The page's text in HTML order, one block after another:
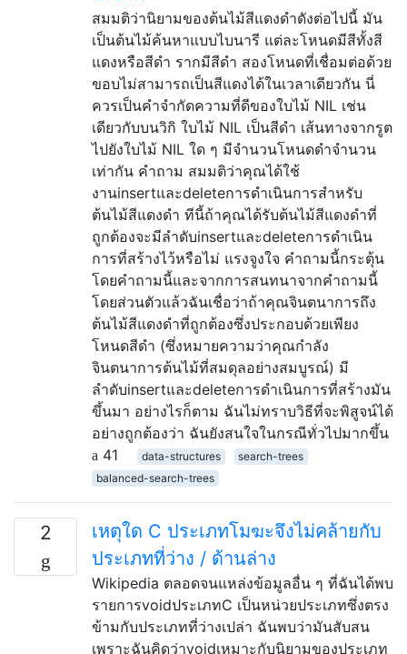
สมมติว่านิยามของต้นไม้สีแดงดำดังต่อไปนี้ มัน
เป็นต้นไม้ค้นหาแบบไบนารี แต่ละโหนดมีสีทั้งสี
แดงหรือสีดำ รากมีสีดำ สองโหนดที่เชื่อมต่อด้วย
ขอบไม่สามารถเป็นสีแดงได้ในเวลาเดียวกัน นี่
ควรเป็นคำจำกัดความที่ดีของใบไม้ NIL เช่น
เดียวกับบนวิกิ ใบไม้ NIL เป็นสีดำ เส้นทางจากรูต
ไปยังใบไม้ NIL ใด ๆ มีจำนวนโหนดดำจำนวน
เท่ากัน คำถาม สมมติว่าคุณได้ใช้
งานinsertและdeleteการดำเนินการสำหรับ
ต้นไม้สีแดงดำ ทีนี้ถ้าคุณได้รับต้นไม้สีแดงดำที่
ถูกต้องจะมีลำดับinsertและdeleteการดำเนิน
การที่สร้างไว้หรือไม่ แรงจูงใจ คำถามนี้กระตุ้น
โดยคำถามนี้และจากการสนทนาจากคำถามนี้
โดยส่วนตัวแล้วฉันเชื่อว่าถ้าคุณจินตนาการถึง
ต้นไม้สีแดงดำที่ถูกต้องซึ่งประกอบด้วยเพียง
โหนดสีดำ (ซึ่งหมายความว่าคุณกำลัง
จินตนาการต้นไม้ที่สมดุลอย่างสมบูรณ์) มี
ลำดับinsertและdeleteการดำเนินการที่สร้างมัน
ขึ้นมา อย่างไรก็ตาม ฉันไม่ทราบวิธีที่จะพิสูจน์ได้
อย่างถูกต้องว่า ฉันยังสนใจในกรณีทั่วไปมากขึ้น
41
data-structures
search-trees
balanced-search-trees
2
เหตุใด C ประเภทโมฆะจึงไม่คล้ายกับ
ประเภทที่ว่าง / ด้านล่าง
Wikipedia ตลอดจนแหล่งข้อมูลอื่น ๆ ที่ฉันได้พบ
รายการvoidประเภทC เป็นหน่วยประเภทซึ่งตรง
ข้ามกับประเภทที่ว่างเปล่า ฉันพบว่ามันสับสน
เพราะฉันคิดว่าvoidเหมาะกับนิยามของประเภท